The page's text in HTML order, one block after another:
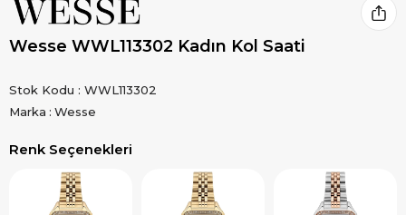
Wesse WWL113302 Kadın Kol Saati
Stok Kodu
WWL113302
Marka : Wesse
Renk Seçenekleri